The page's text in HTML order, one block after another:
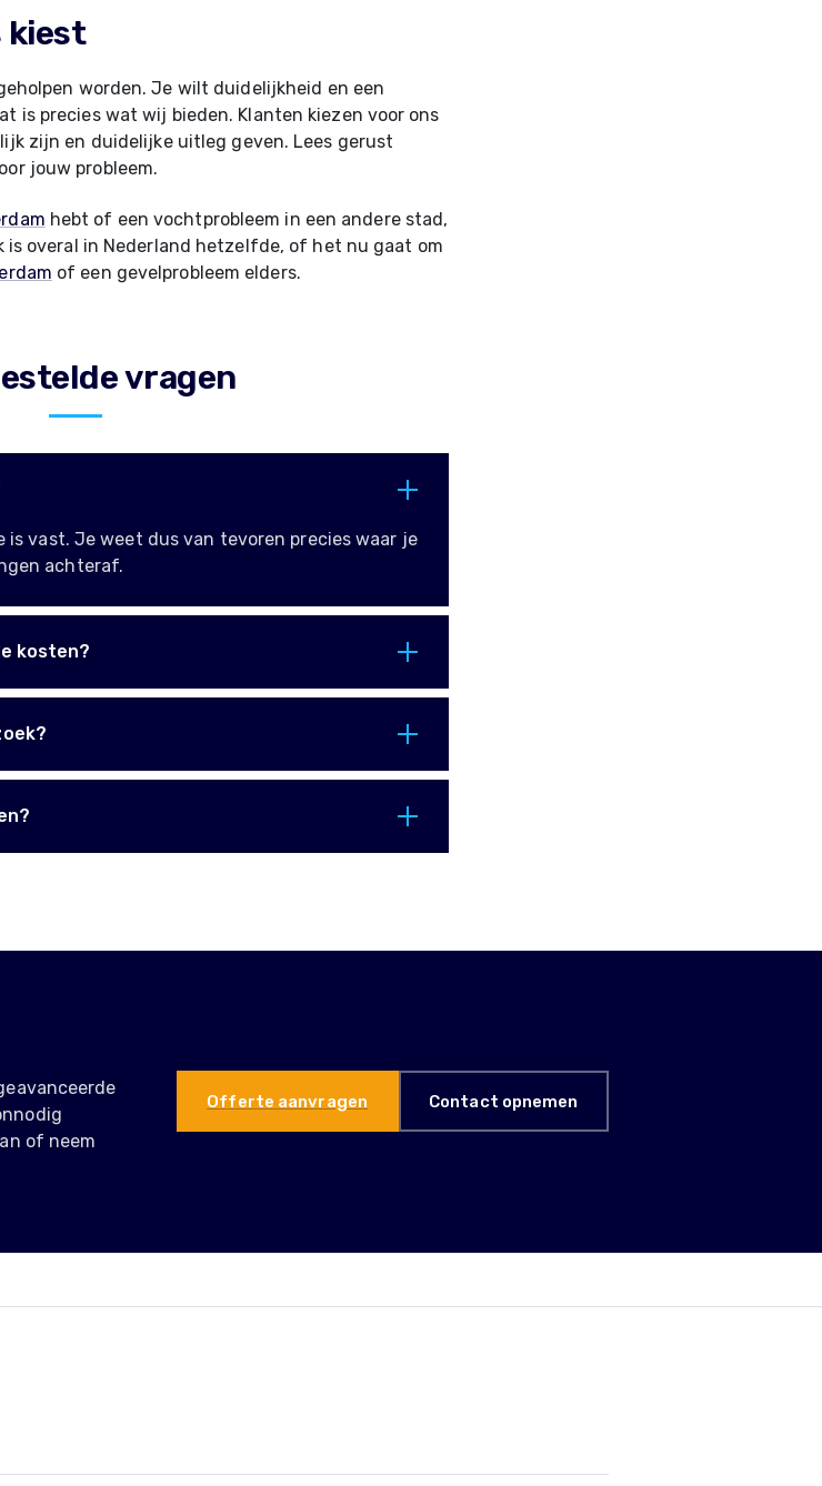
kiest
worden. Je wilt duidelijkheid en een
is precies wat wij bieden. Klanten kiezen voor ons
zijn en duidelijke uitleg geven. Lees gerust
jouw probleem.
hebt of een vochtprobleem in een andere stad,
is overal in Nederland hetzelfde, of het nu gaat om
of een gevelprobleem elders.
vragen
is vast. Je weet dus van tevoren precies waar je
achteraf.
kosten?
of neem
Offerte aanvragen Contact opnemen